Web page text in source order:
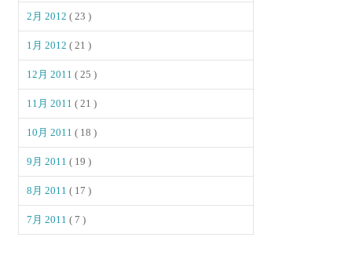
2月 2012( 23 )
1月 2012( 21 )
12月 2011( 25 )
11月 2011( 21 )
10月 2011( 18 )
9月 2011( 19 )
8月 2011( 17 )
7月 2011( 7 )